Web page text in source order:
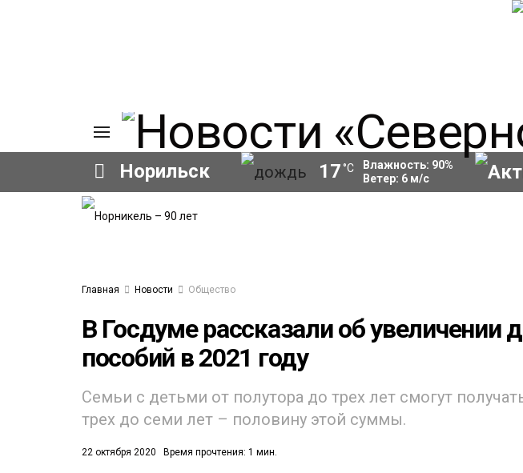
Норильск 17 °C Влажность: 90%
Ветер: 6м/с
Главная Новости Общество
В Госдуме рассказали об увеличении
пособий в 2021 году
Семьи с детьми от полутора до трех лет смогут
трех до семи лет – половину этой суммы.
22 октября 2020 Время прочтения: 1 мин.